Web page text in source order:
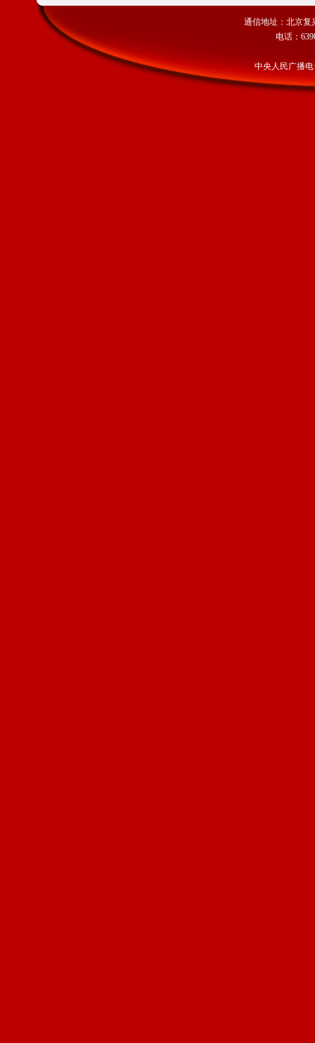
通信地址：北京复
电话：
中央人民广播电